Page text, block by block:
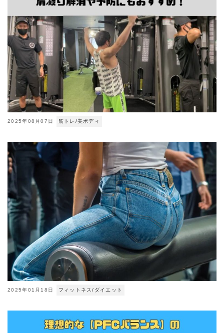
2025年08月07日 筋トレ/美ボディ
2025年01月18日 フィットネス/ダイエット